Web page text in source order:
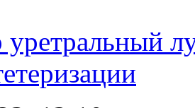
уретральный